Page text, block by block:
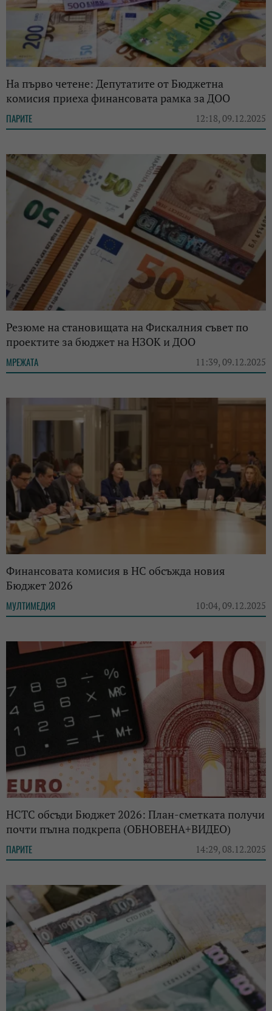
На първо четене: Депутатите от Бюджетна
комисия приеха финансовата рамка за ДОО
ПАРИТЕ 12:18, 09.12.2025
Резюме на становищата на Фискалния съвет по
проектите за бюджет на НЗОК и ДОО
МРЕЖАТА 11:39, 09.12.2025
Финансовата комисия в НС обсъжда новия
Бюджет 2026
МУЛТИМЕДИЯ 10:04, 09.12.2025
НСТС обсъди Бюджет 2026: План-сметката получи
почти пълна подкрепа (ОБНОВЕНА+ВИДЕО)
ПАРИТЕ 14:29, 08.12.2025